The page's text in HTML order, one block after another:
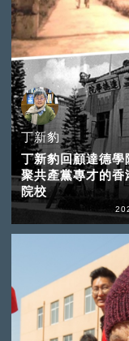
丁新豹
丁新豹回顧達德學
聚共產黨專才的香
院校